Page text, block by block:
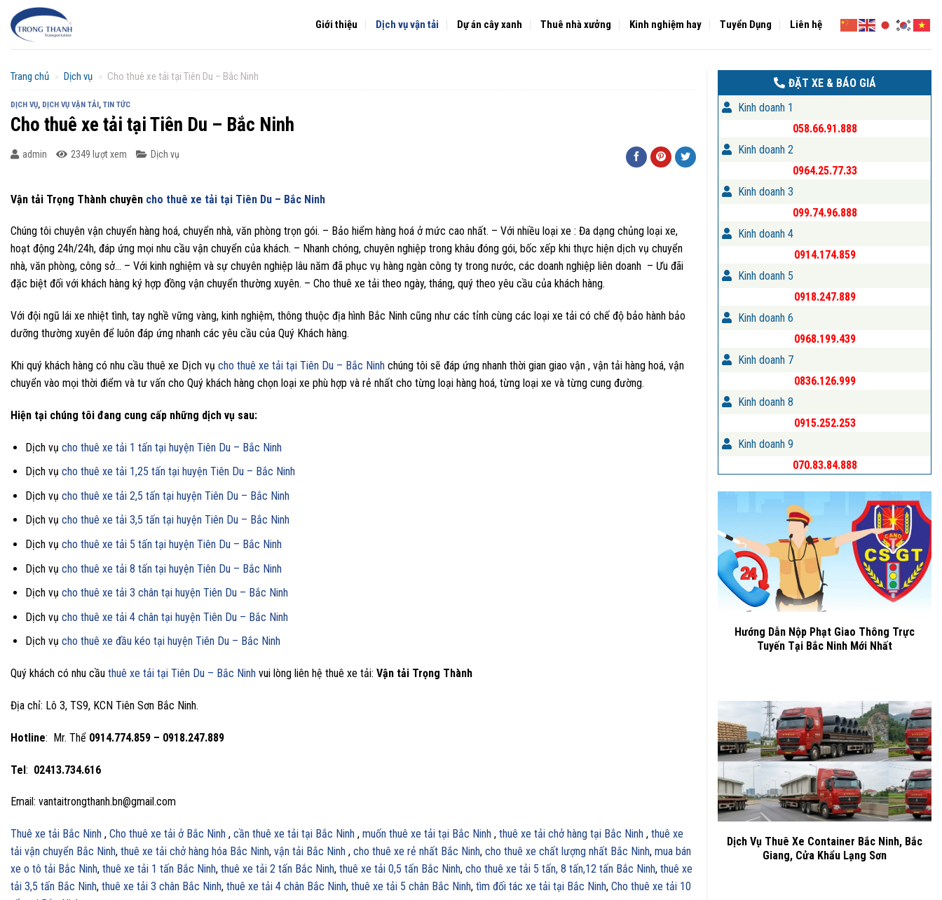
Chuyển
đến
Giới thiệu Dịch vụ vận tải Dự án cây xanh Thuê nhà xưởng Kinh nghiệm hay Tuyển Dụng Liên hệ
Trang chủ » Dịch vụ » Cho thuê xe tải tại Tiên Du – Bắc Ninh
DỊCH VỤ, DỊCH VỤ VẬN TẢI, TIN TỨC
Cho thuê xe tải tại Tiên Du – Bắc Ninh
admin 2349 lượt xem Dịch vụ
Vận tải Trọng Thành chuyên cho thuê xe tải tại Tiên Du – Bắc Ninh
Chúng tôi chuyên vận chuyển hàng hoá, chuyển nhà, văn phòng trọn gói. – Bảo hiểm hàng hoá ở mức cao nhất. – Với nhiều loại xe : Đa dạng chủng loại xe,
hoạt động 24h/24h, đáp ứng mọi nhu cầu vận chuyển của khách. – Nhanh chóng, chuyên nghiệp trong khâu đóng gói, bốc xếp khi thực hiện dịch vụ chuyển
nhà, văn phòng, công sở… – Với kinh nghiệm và sự chuyên nghiệp lâu năm đã phục vụ hàng ngàn công ty trong nước, các doanh nghiệp liên doanh – Ưu đãi
đặc biệt đối với khách hàng ký hợp đồng vận chuyển thường xuyên. – Cho thuê xe tải theo ngày, tháng, quý theo yêu cầu của khách hàng.
Với đội ngũ lái xe nhiệt tình, tay nghề vững vàng, kinh nghiệm, thông thuộc địa hình Bắc Ninh cũng như các tỉnh cùng các loại xe tải có chế độ bảo hành bảo
dưỡng thường xuyên để luôn đáp ứng nhanh các yêu cầu của Quý Khách hàng.
Khi quý khách hàng có nhu cầu thuê xe Dịch vụ cho thuê xe tải tại Tiên Du – Bắc Ninh chúng tôi sẽ đáp ứng nhanh thời gian giao vận , vận tải hàng hoá, vận
chuyển vào mọi thời điểm và tư vấn cho Quý khách hàng chọn loại xe phù hợp và rẻ nhất cho từng loại hàng hoá, từng loại xe và từng cung đường.
Hiện tại chúng tôi đang cung cấp những dịch vụ sau:
Dịch vụ cho thuê xe tải 1 tấn tại huyện Tiên Du – Bắc Ninh
Dịch vụ cho thuê xe tải 1,25 tấn tại huyện Tiên Du – Bắc Ninh
Dịch vụ cho thuê xe tải 2,5 tấn tại huyện Tiên Du – Bắc Ninh
Dịch vụ cho thuê xe tải 3,5 tấn tại huyện Tiên Du – Bắc Ninh
Dịch vụ cho thuê xe tải 5 tấn tại huyện Tiên Du – Bắc Ninh
Dịch vụ cho thuê xe tải 8 tấn tại huyện Tiên Du – Bắc Ninh
Dịch vụ cho thuê xe tải 3 chân tại huyện Tiên Du – Bắc Ninh
Dịch vụ cho thuê xe tải 4 chân tại huyện Tiên Du – Bắc Ninh
Dịch vụ cho thuê xe đầu kéo tại huyện Tiên Du – Bắc Ninh
Quý khách có nhu cầu thuê xe tải tại Tiên Du – Bắc Ninh vui lòng liên hệ thuê xe tải: Vận tải Trọng Thành
Địa chỉ: Lô 3, TS9, KCN Tiên Sơn Bắc Ninh.
Hotline: Mr. Thể 0914.774.859 – 0918.247.889
Tel: 02413.734.616
Email: vantaitrongthanh.bn@gmail.com
Thuê xe tải Bắc Ninh , Cho thuê xe tải ở Bắc Ninh , cần thuê xe tải tại Bắc Ninh , muốn thuê xe tải tại Bắc Ninh , thuê xe tải chở hàng tại Bắc Ninh , thuê xe
tải vận chuyển Bắc Ninh, thuê xe tải chở hàng hóa Bắc Ninh, vận tải Bắc Ninh , cho thuê xe rẻ nhất Bắc Ninh, cho thuê xe chất lượng nhất Bắc Ninh, mua bán
xe o tô tải Bắc Ninh, thuê xe tải 1 tấn Bắc Ninh, thuê xe tải 2 tấn Bắc Ninh, thuê xe tải 0,5 tấn Bắc Ninh, cho thuê xe tải 5 tấn, 8 tấn,12 tấn Bắc Ninh, thuê xe
tải 3,5 tấn Bắc Ninh, thuê xe tải 3 chân Bắc Ninh, thuê xe tải 4 chân Bắc Ninh, thuê xe tải 5 chân Bắc Ninh, tìm đối tác xe tải tại Bắc Ninh, Cho thuê xe tải 10
ĐẶT XE & BÁO GIÁ
Kinh doanh 1
058.66.91.888
Kinh doanh 2
0964.25.77.33
Kinh doanh 3
099.74.96.888
Kinh doanh 4
0914.174.859
Kinh doanh 5
0918.247.889
Kinh doanh 6
0968.199.439
Kinh doanh 7
0836.126.999
Kinh doanh 8
0915.252.253
Kinh doanh 9
070.83.84.888
Hướng Dẫn Nộp Phạt Giao Thông Trực
Tuyến Tại Bắc Ninh Mới Nhất
Dịch Vụ Thuê Xe Container Bắc Ninh, Bắc
Giang, Cửa Khẩu Lạng Sơn